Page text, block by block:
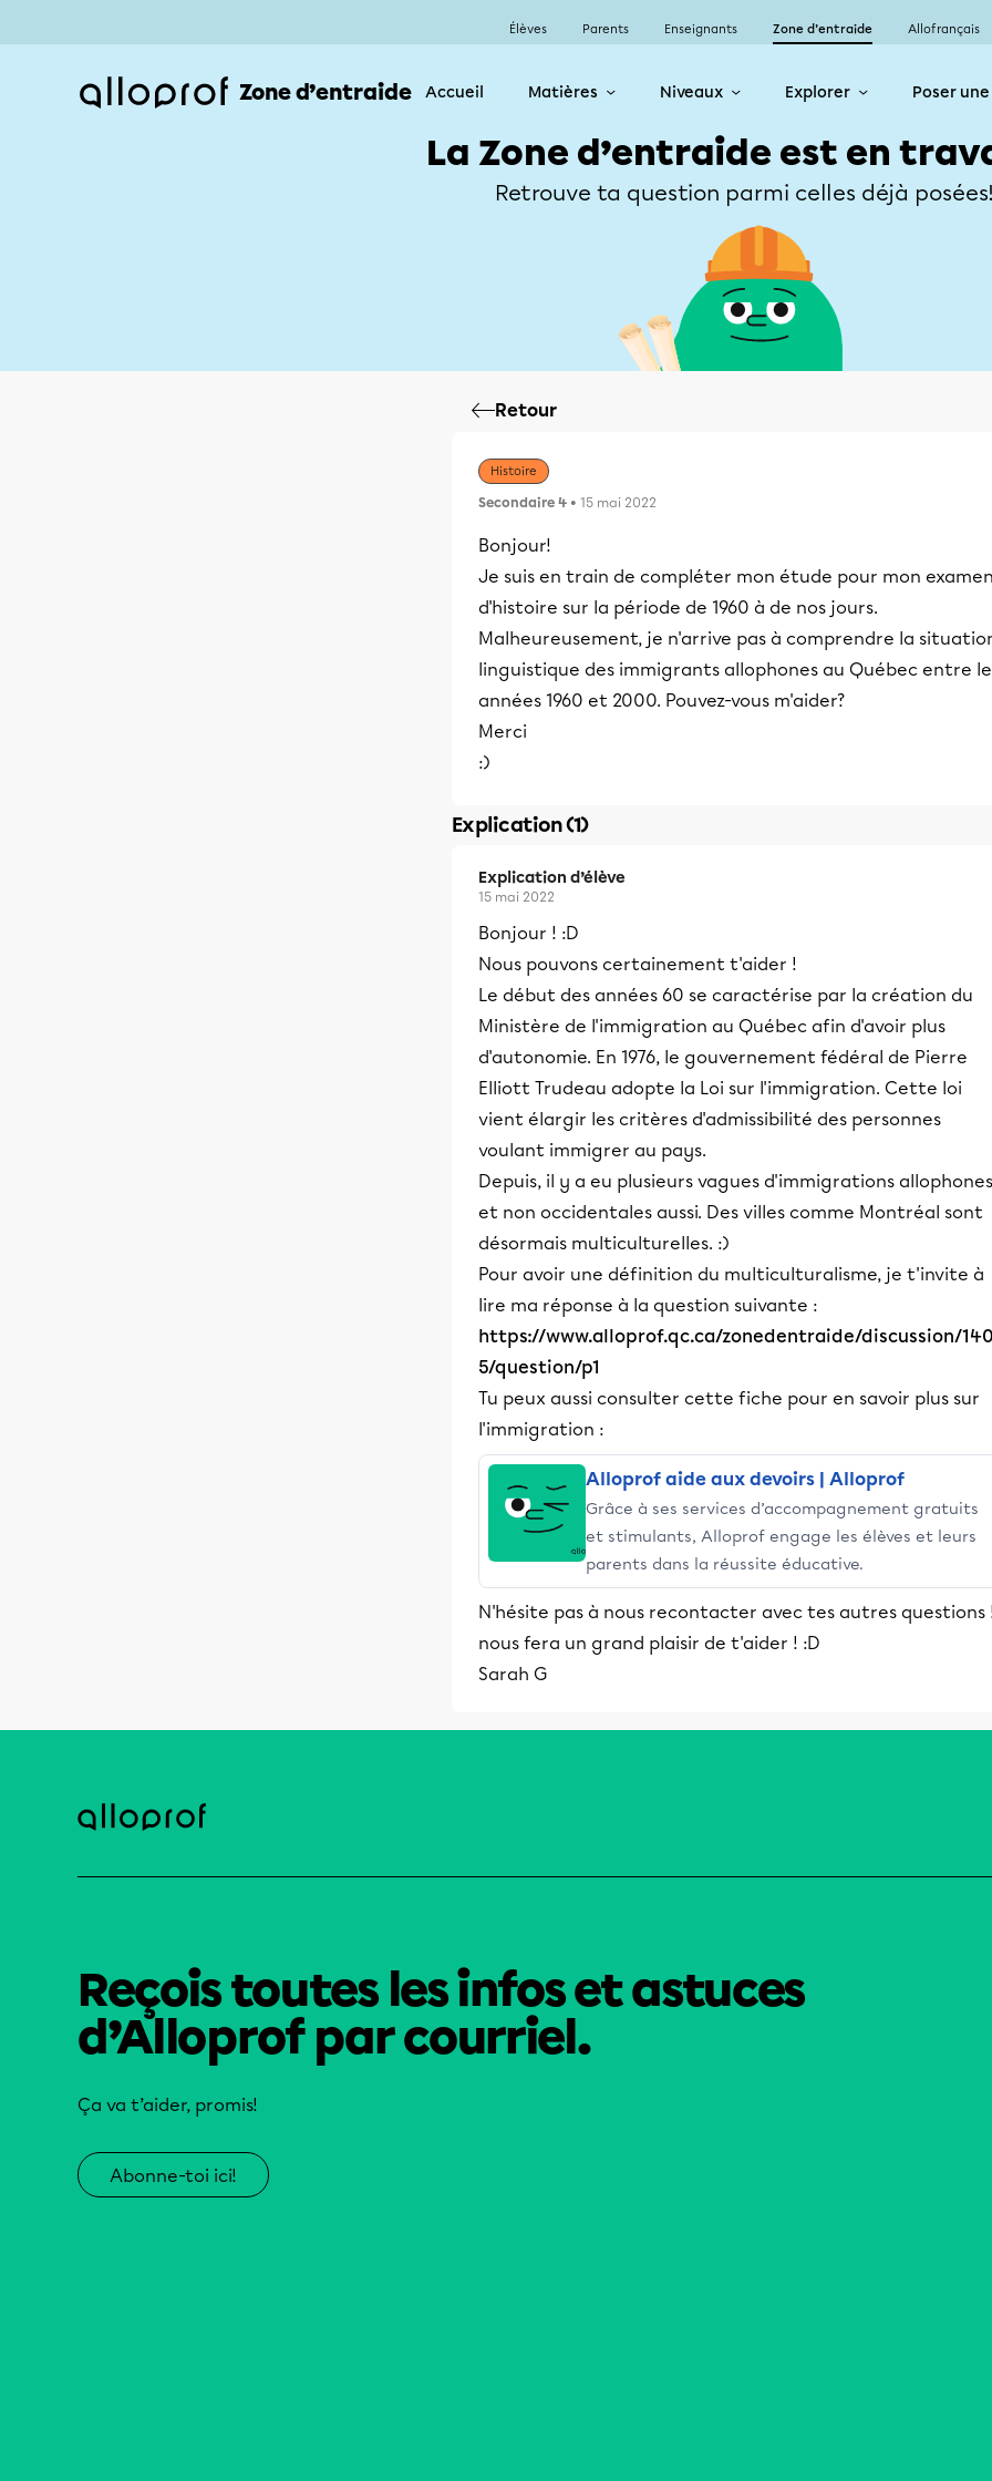
Élèves Parents Enseignants Zone d’entraide Allofrançais
Zone d’entraide Accueil Matières Niveaux Explorer Poser
La Zone d’entraide est en
Retrouve ta question parmi celles déjà
Retour
Histoire
Secondaire 4 • 15 mai 2022
Bonjour!
Je suis en train de compléter mon étude pour mon
d'histoire sur la période de 1960 à de nos jours.
Malheureusement, je n'arrive pas à comprendre la
linguistique des immigrants allophones au Québec entre
années 1960 et 2000. Pouvez-vous m'aider?
Merci
:)
Explication (1)
Explication d’élève
15 mai 2022
Bonjour ! :D
Nous pouvons certainement t'aider !
Le début des années 60 se caractérise par la création du
Ministère de l'immigration au Québec afin d'avoir plus
d'autonomie. En 1976, le gouvernement fédéral de Pierre
Elliott Trudeau adopte la Loi sur l'immigration. Cette loi
vient élargir les critères d'admissibilité des personnes
voulant immigrer au pays.
Depuis, il y a eu plusieurs vagues d'immigrations allophones
et non occidentales aussi. Des villes comme Montréal sont
désormais multiculturelles. :)
Pour avoir une définition du multiculturalisme, je t'invite à
lire ma réponse à la question suivante :
https://www.alloprof.qc.ca/zonedentraide/discussion/
5/question/p1
Tu peux aussi consulter cette fiche pour en savoir plus sur
l'immigration :
Alloprof aide aux devoirs | Alloprof
Grâce à ses services d’accompagnement gratuits
et stimulants, Alloprof engage les élèves et leurs
parents dans la réussite éducative.
N'hésite pas à nous recontacter avec tes autres questions
nous fera un grand plaisir de t'aider ! :D
Sarah G
Reçois toutes les infos et astuces
d’Alloprof par courriel.
Ça va t’aider, promis!
Abonne-toi ici!